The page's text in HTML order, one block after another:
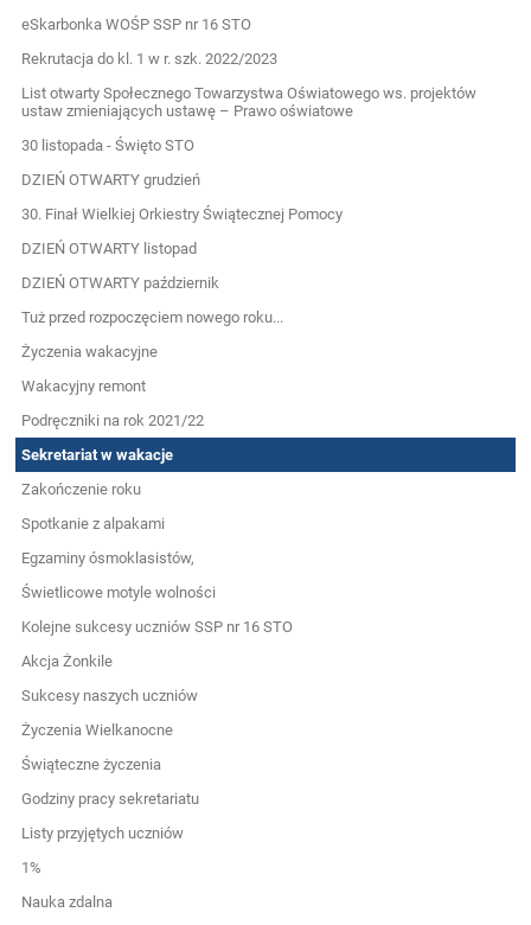
eSkarbonka WOŚP SSP nr 16 STO
Rekrutacja do kl. 1 w r. szk. 2022/2023
List otwarty Społecznego Towarzystwa Oświatowego ws. projektów
ustaw zmieniających ustawę – Prawo oświatowe
30 listopada - Święto STO
DZIEŃ OTWARTY grudzień
30. Finał Wielkiej Orkiestry Świątecznej Pomocy
DZIEŃ OTWARTY listopad
DZIEŃ OTWARTY październik
Tuż przed rozpoczęciem nowego roku...
Życzenia wakacyjne
Wakacyjny remont
Podręczniki na rok 2021/22
Sekretariat w wakacje
Zakończenie roku
Spotkanie z alpakami
Egzaminy ósmoklasistów,
Świetlicowe motyle wolności
Kolejne sukcesy uczniów SSP nr 16 STO
Akcja Żonkile
Sukcesy naszych uczniów
Życzenia Wielkanocne
Świąteczne życzenia
Godziny pracy sekretariatu
Listy przyjętych uczniów
1%
Nauka zdalna